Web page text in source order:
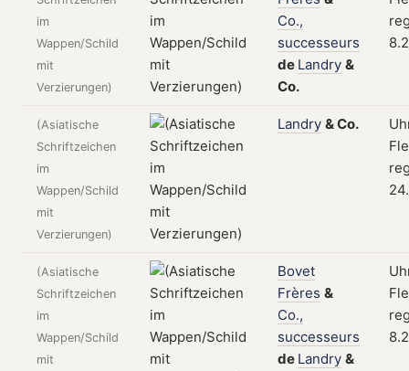
im
Wappen/Schild
mit
Verzierungen)
Co.,
successeurs
de Landry &
Co.
(Asiatische
Schriftzeichen
im
Wappen/Schild
mit
Verzierungen)
Landry &Co.
(Asiatische
Schriftzeichen
im
Wappen/Schild
mit
Bovet
Frères &
Co.,
successeurs
de Landry &